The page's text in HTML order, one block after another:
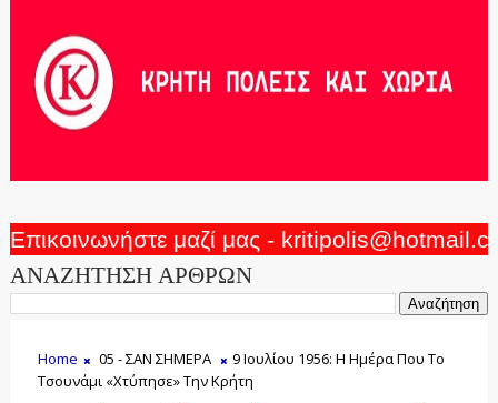
Επικοινωνήστε μαζί μας -
ΑΝΑΖΗΤΗΣΗ ΑΡΘΡΩΝ
Home 05 - ΣΑΝ ΣΗΜΕΡΑ
9 Ιουλίου 1956: Η Ημέρα Που Το
Τσουνάμι «Χτύπησε» Την Κρήτη